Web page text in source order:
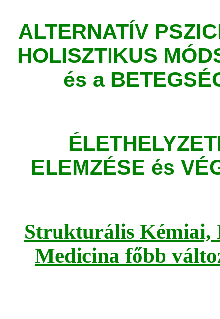
ALTERNATÍV
HOLISZTIKUS
és a
ELEMZÉSE és
Strukturális Kémiai,
Medicina főbb